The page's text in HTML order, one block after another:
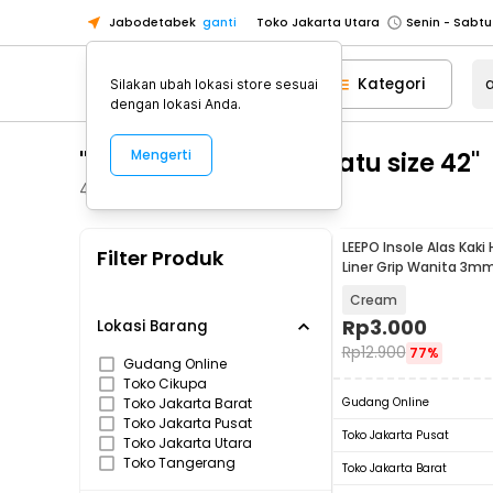
Jabodetabek ganti Toko Jakarta Utara
Toko Tangerang
Toko Cikupa
Pick n Go Jakarta Barat
Senin -
Pick n Go Bekasi
Senin - Jumat
Toko Jakarta Barat
Senin -
Toko Tangerang
Senin - Jumat
Senin - Jumat
Kategori
"alas kaki insole sepatu size 42"
410
Filter Produk
Lokasi Barang
Gudang Online
Toko Cikupa
Toko Jakarta Barat
Toko Jakarta Pusat
Toko Jakarta Utara
Toko Tangerang
LEEPO Insole Alas Kaki
Liner Grip Wanita
Cream
Rp3.000
Rp12.900 77%
Gudang Online
Toko Jakarta Pusat
Toko Jakarta Barat
Silakan ubah lokasi store sesuai
dengan lokasi Anda.
Mengerti